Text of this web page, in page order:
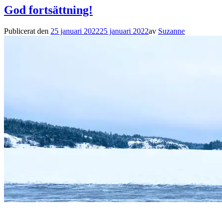
God fortsättning!
Publicerat den 25 januari 202225 januari 2022av Suzanne